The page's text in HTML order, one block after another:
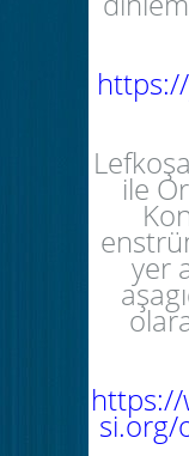
ile
yer
https://
si.org/